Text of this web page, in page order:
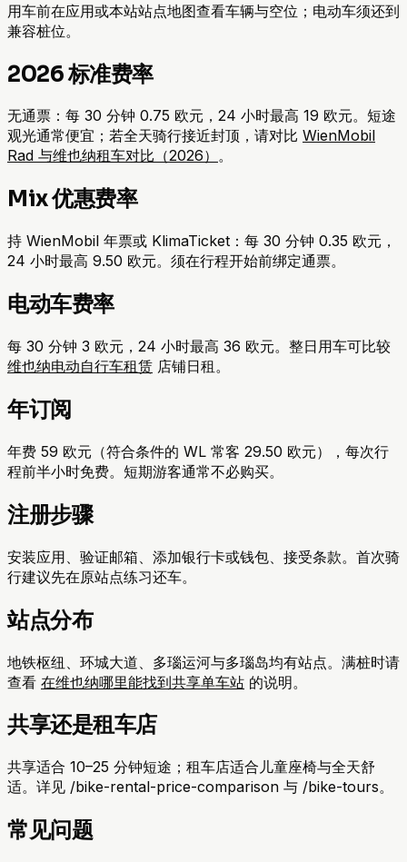
用车前在应用或本站站点地图查看车辆与空位；电动车须还到
兼容桩位。
2026 标准费率
无通票：每 30 分钟 0.75 欧元，24 小时最高 19 欧元。短途
观光通常便宜；若全天骑行接近封顶，请对比 WienMobil
Rad 与维也纳租车对比（2026） 。
Mix 优惠费率
持 WienMobil 年票或 KlimaTicket：每 30 分钟 0.35 欧元，
24 小时最高 9.50 欧元。须在行程开始前绑定通票。
电动车费率
每 30 分钟 3 欧元，24 小时最高 36 欧元。整日用车可比较
维也纳电动自行车租赁 店铺日租。
年订阅
年费 59 欧元（符合条件的 WL 常客 29.50 欧元），每次行
程前半小时免费。短期游客通常不必购买。
注册步骤
安装应用、验证邮箱、添加银行卡或钱包、接受条款。首次骑
行建议先在原站点练习还车。
站点分布
地铁枢纽、环城大道、多瑙运河与多瑙岛均有站点。满桩时请
查看 在维也纳哪里能找到共享单车站 的说明。
共享还是租车店
共享适合 10–25 分钟短途；租车店适合儿童座椅与全天舒
适。详见 /bike-rental-price-comparison 与 /bike-tours。
常见问题